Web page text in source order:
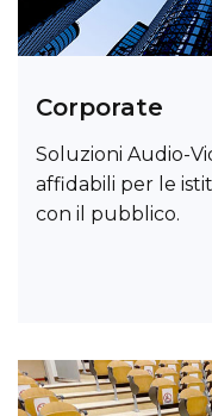
Corporate
Soluzioni Audio-
affidabili per le
con il pubblico.